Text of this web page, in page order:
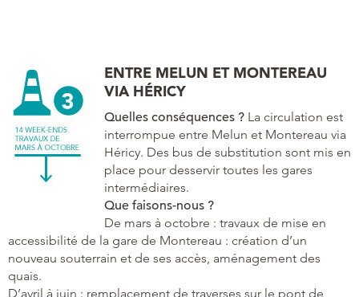
ENTRE MELUN ET MONTEREAU
VIA HÉRICY
Quelles conséquences ? La circulation est
interrompue entre Melun et Montereau via
Héricy. Des bus de substitution sont mis en
place pour desservir toutes les gares
intermédiaires.
Que faisons-nous ?
De mars à octobre : travaux de mise en
accessibilité de la gare de Montereau : création d’un
nouveau souterrain et de ses accès, aménagement des
quais.
D’avril à juin : remplacement de traverses sur le pont de